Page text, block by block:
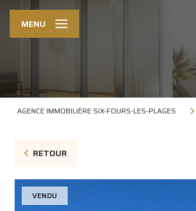
MENU
AGENCE IMMOBILIÈRE SIX-FOURS-LES-PLAGES
RETOUR
VENDU